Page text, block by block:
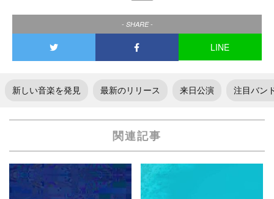
- SHARE -
LINE
新しい音楽を発見 最新のリリース 来日公演 注目バン
関連記事